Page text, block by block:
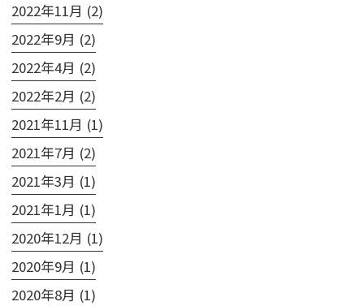
2022年11月 (2)
2022年9月 (2)
2022年4月 (2)
2022年2月 (2)
2021年11月 (1)
2021年7月 (2)
2021年3月 (1)
2021年1月 (1)
2020年12月 (1)
2020年9月 (1)
2020年8月 (1)